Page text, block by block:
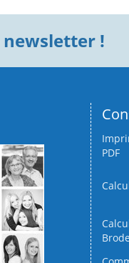
newsletter !
PDF